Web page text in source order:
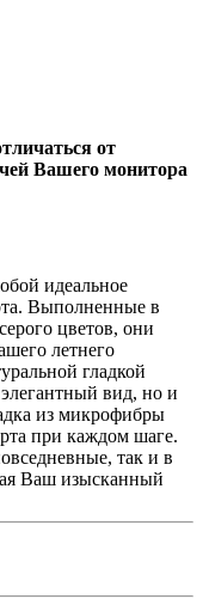
от
Вашего монитора
идеальное
Выполненные в
цветов, они
летнего
гладкой
вид, но и
из микрофибры
при каждом шаге.
так и в
Ваш изысканный